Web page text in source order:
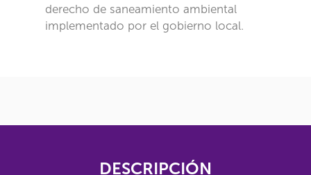
derecho de saneamiento ambiental
implementado por el gobierno local.
DESCRIPCIÓN